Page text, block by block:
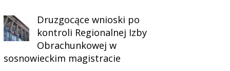
Druzgocące wnioski po
kontroli Regionalnej Izby
Obrachunkowej w
sosnowieckim magistracie